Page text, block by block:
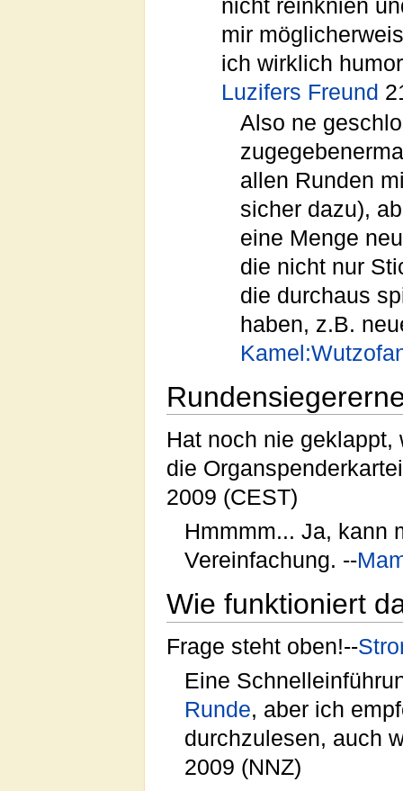
nicht reinknien
mir
ich wirklich
Luzifers Freund
Also ne
allen Runden
sicher dazu),
eine Menge
die nicht nur
die durchaus
haben, z.B.
Hat noch nie
die
2009 (CEST)
Hmmmm... Ja, kann
Vereinfachung. --
Wie funktioniert
Frage steht oben!--
Eine
Runde, aber ich
durchzulesen, auch
2009 (NNZ)